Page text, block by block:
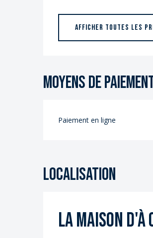
AFFICHER TOUTES LES
Moyens de
Paiement en ligne
Localisation
La maison d'à